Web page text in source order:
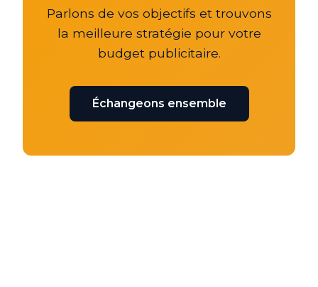
Parlons de vos objectifs et trouvons
la meilleure stratégie pour votre
budget publicitaire.
Échangeons ensemble